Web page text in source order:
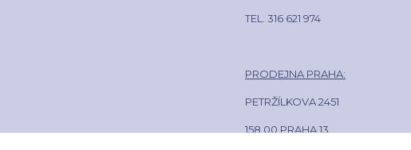
TEL. 316 621 974
PRODEJNA PRAHA:
PETRŽÍLKOVA 2451
158 00 PRAHA 13